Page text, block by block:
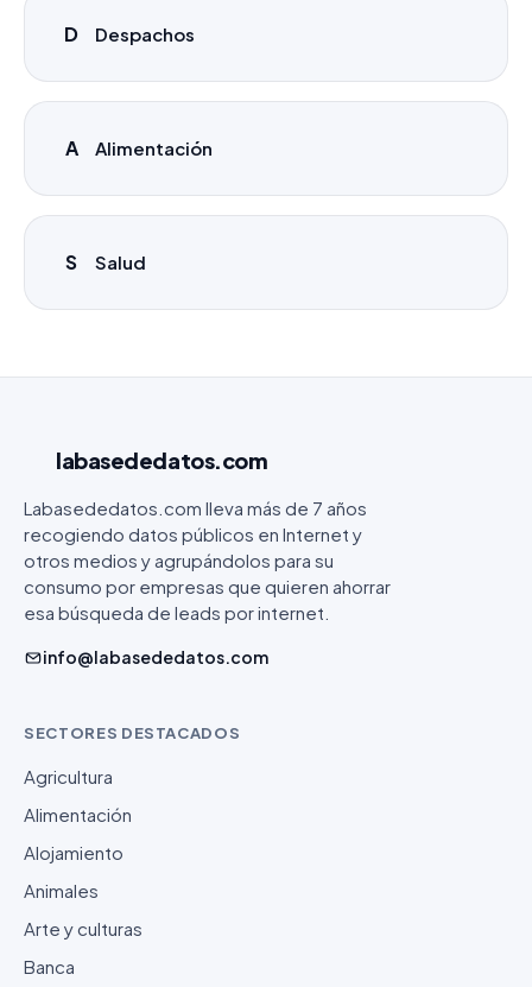
D Despachos
A Alimentación
S Salud
labasededatos.com
Labasededatos.com lleva más de 7 años
recogiendo datos públicos en Internet y
otros medios y agrupándolos para su
consumo por empresas que quieren ahorrar
esa búsqueda de leads por internet.
info@labasededatos.com
SECTORES DESTACADOS
Agricultura
Alimentación
Alojamiento
Animales
Arte y culturas
Banca